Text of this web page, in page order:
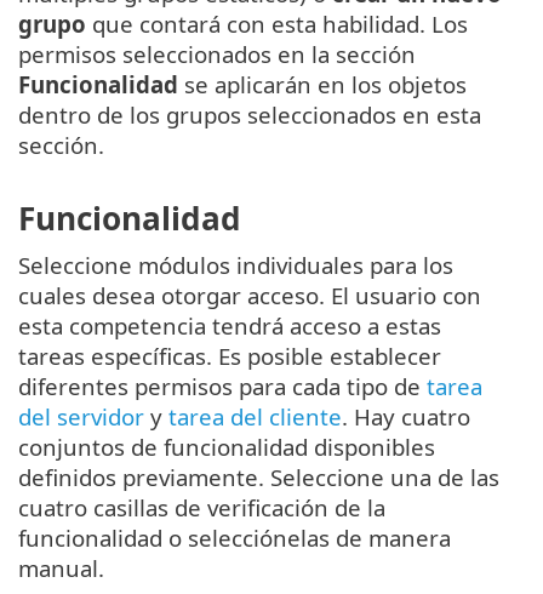
grupo que contará con esta habilidad. Los
permisos seleccionados en la sección
Funcionalidad se aplicarán en los objetos
dentro de los grupos seleccionados en esta
sección.
Funcionalidad
Seleccione módulos individuales para los
cuales desea otorgar acceso. El usuario con
esta competencia tendrá acceso a estas
tareas específicas. Es posible establecer
diferentes permisos para cada tipo de tarea
del servidor y tarea del cliente. Hay cuatro
conjuntos de funcionalidad disponibles
definidos previamente. Seleccione una de las
cuatro casillas de verificación de la
funcionalidad o selecciónelas de manera
manual.